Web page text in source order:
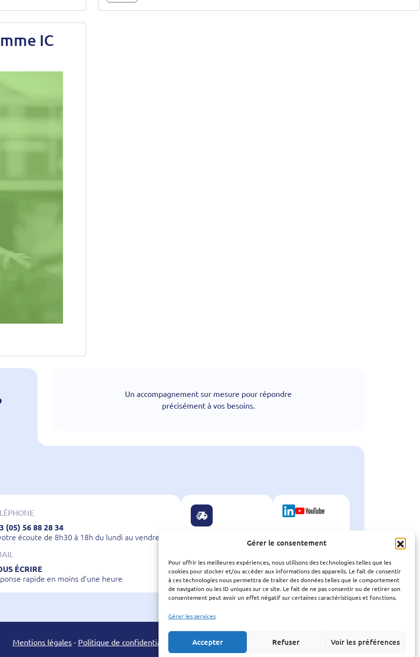
Gérer le consentement
Pour offrir les meilleures expériences, nous utilisons des technologies telles que les
cookies pour stocker et/ou accéder aux informations des appareils. Le fait de consentir
à ces technologies nous permettra de traiter des données telles que le comportement
de navigation ou les ID uniques sur ce site. Le fait de ne pas consentir ou de retirer son
consentement peut avoir un effet négatif sur certaines caractéristiques et fonctions.
Gérer les services
Accepter Refuser Voir les préférences
IC
Un accompagnement sur mesure pour répondre
précisément à vos besoins.
(05) 56 88 28 34
écoute de 8h30 à 18h du lundi au vendredi
ÉCRIRE
rapide en moins d’une heure
LIVRAISON
En 24 ou 48 heures
NOUS SUIVRE
sur les réseaux
Mentions légales- Politique de confidentialité